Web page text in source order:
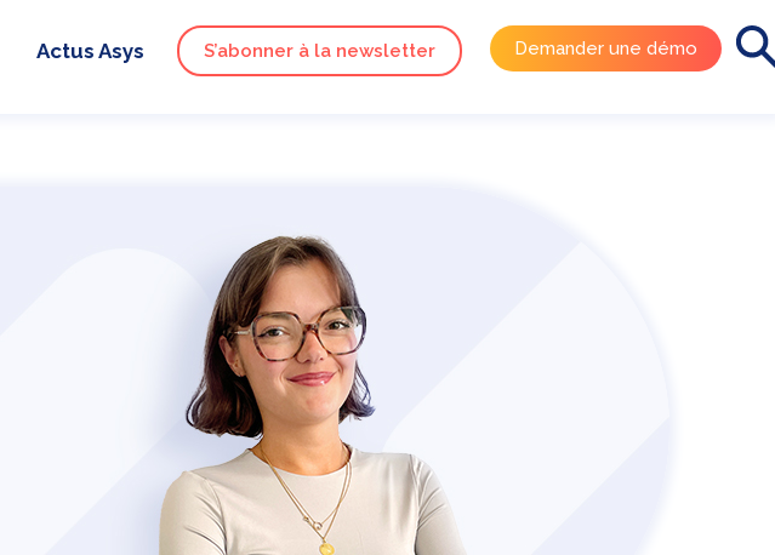
Actus Asys S’abonner à la newsletter Demander une démo